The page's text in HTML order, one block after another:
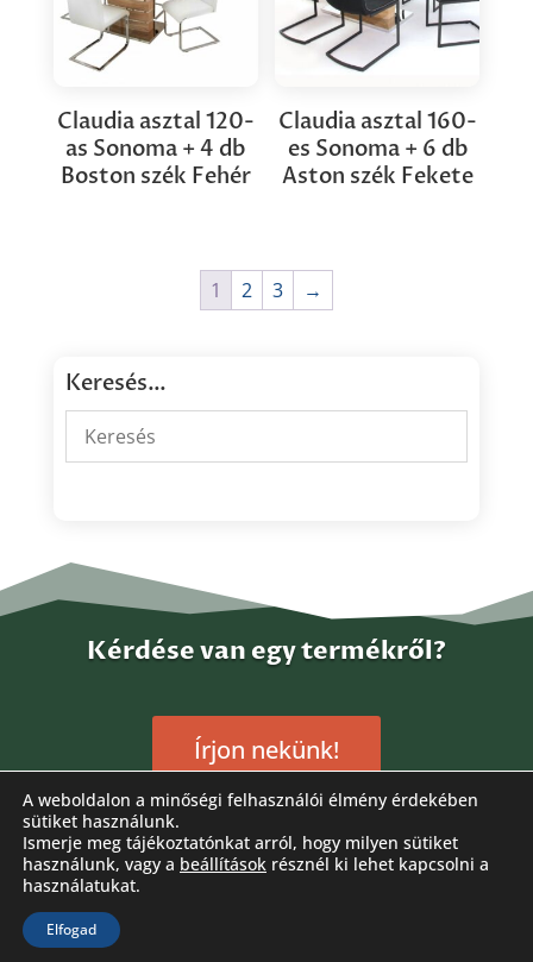
Claudia asztal 120-
as Sonoma + 4 db
Boston szék Fehér
Claudia asztal 160-
es Sonoma + 6 db
Aston szék Fekete
1 2 3 →
Keresés…
Kérdése van egy termékről?
Írjon nekünk!
Látogassa meg Facebook oldalunkat is!
A weboldalon a minőségi felhasználói élmény érdekében
sütiket használunk.
Ismerje meg tájékoztatónkat arról, hogy milyen sütiket
használunk, vagy a beállítások résznél ki lehet kapcsolni a
használatukat.
Elfogad